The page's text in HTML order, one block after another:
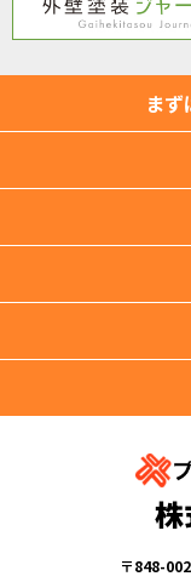
ま
〒848-